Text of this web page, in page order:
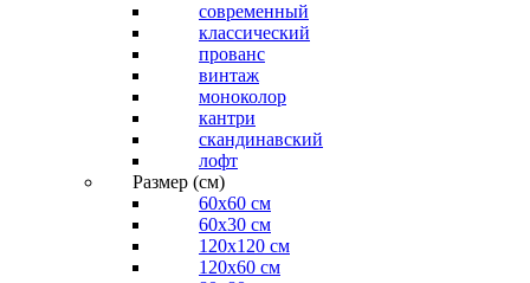
современный
классический
прованс
винтаж
моноколор
кантри
скандинавский
лофт
Размер (см)
60х60 см
60x30 см
120x120 см
120x60 см